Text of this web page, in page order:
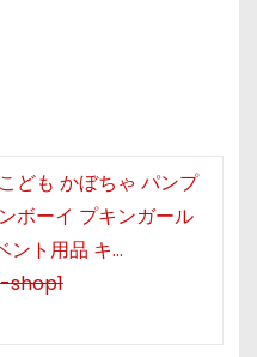
ども かぼちゃ パンプ
ボーイ プキンガール
ント用品 キ…